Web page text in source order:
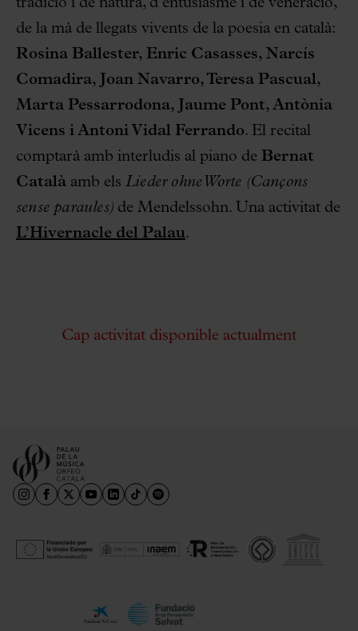
tradició i de natura, d’entusiasme i de veneració,
de la mà de llegats vivents de la poesia en català:
Rosina Ballester, Enric Casasses, Narcís
Comadira, Joan Navarro, Teresa Pascual,
Marta Pessarrodona, Jaume Pont, Antònia
Vicens i Antoni Vidal Ferrando. El recital
comptarà amb interludis al piano de Bernat
Català amb els Lieder ohne Worte (Cançons
sense paraules) de Mendelssohn. Una activitat de
L’Hivernacle del Palau.
Cap activitat disponible actualment